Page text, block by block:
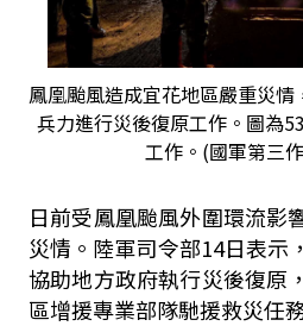
鳳凰颱風造成宜花地區嚴重災
兵力進行災後復原工作。圖為
工作。(國軍第三
日前受鳳凰颱風外圍環流影
災情。陸軍司令部14日表示
協助地方政府執行災後復原
區增援專業部隊馳援救災任